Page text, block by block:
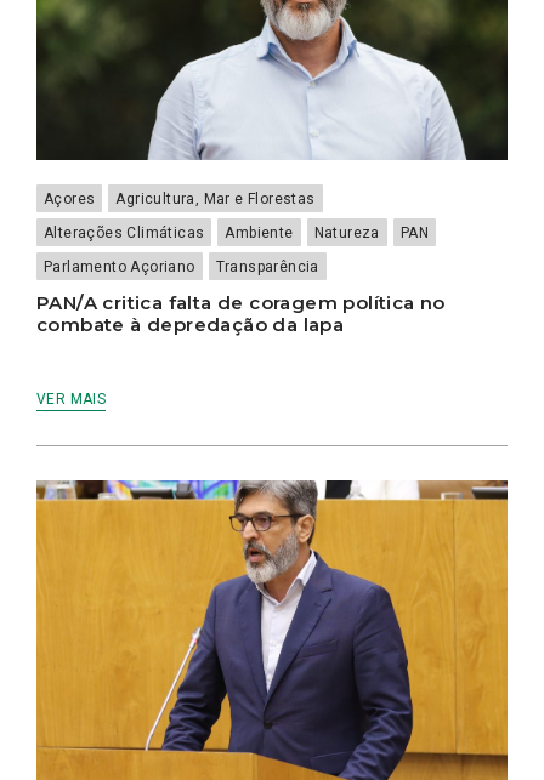
Açores
Agricultura, Mar e Florestas
Alterações Climáticas
Ambiente Natureza
PAN
Parlamento Açoriano
Transparência
PAN/A critica falta de coragem política no
combate à depredação da lapa
VER MAIS